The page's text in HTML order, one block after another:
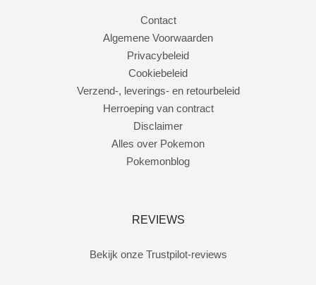
Contact
Algemene Voorwaarden
Privacybeleid
Cookiebeleid
Verzend-, leverings- en retourbeleid
Herroeping van contract
Disclaimer
Alles over Pokemon
Pokemonblog
REVIEWS
Bekijk onze Trustpilot-reviews